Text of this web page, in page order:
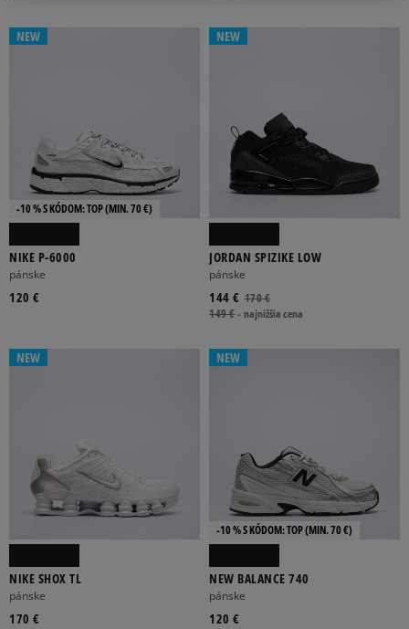
NEW
-10 % S KÓDOM: TOP (MIN. 70 €)
NIKE P-6000
pánske
120 €
NEW
JORDAN SPIZIKE LOW
pánske
170 €
144 €
149 €-najnižšia cena
NEW
NIKE SHOX TL
pánske
170 €
NEW
-10 % S KÓDOM: TOP (MIN. 70 €)
NEW BALANCE 740
pánske
120 €